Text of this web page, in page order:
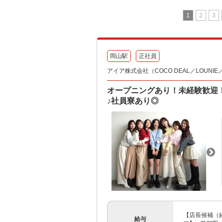
1 2 3
岡山駅 正社員
アイア株式会社（COCO DEAL／LOUNIE
オープニングあり！未経験歓
♪社員寮あり◎
給与
【店長候補